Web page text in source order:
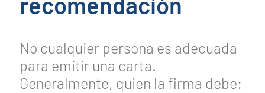
No cualquier persona es adecuada
para emitir una carta.
Generalmente, quien la firma debe: